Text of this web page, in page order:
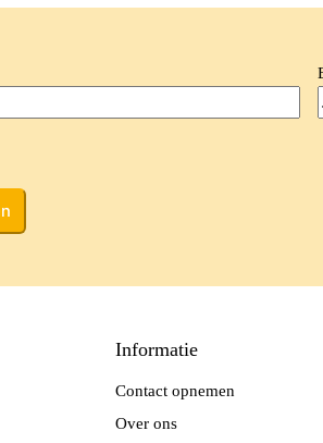
Informatie
Contact opnemen
Over ons